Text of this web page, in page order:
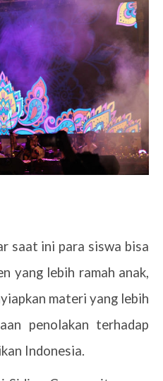
saat ini para siswa bisa
yang lebih ramah anak,
materi yang lebih
penolakan terhadap
Indonesia.